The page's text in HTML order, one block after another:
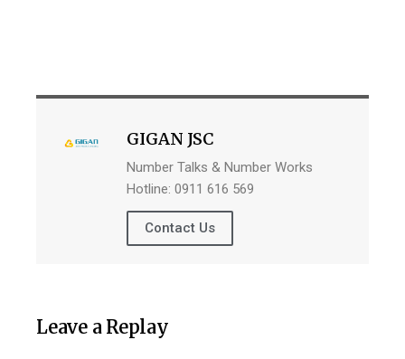
GIGAN JSC
Number Talks & Number Works
Hotline: 0911 616 569
Contact Us
Leave a Replay